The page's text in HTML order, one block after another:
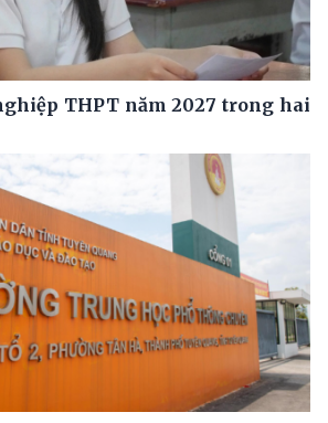
THPT năm 2027 trong hai